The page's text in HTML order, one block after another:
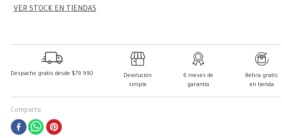
VER STOCK EN TIENDAS
Despacho gratis desde $79.990
Devolución
simple
6 meses de
garantía
Retira gratis
en tienda
Comparte